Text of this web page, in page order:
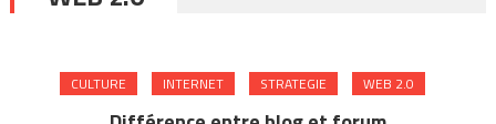
CULTURE INTERNET STRATEGIE WEB 2.0